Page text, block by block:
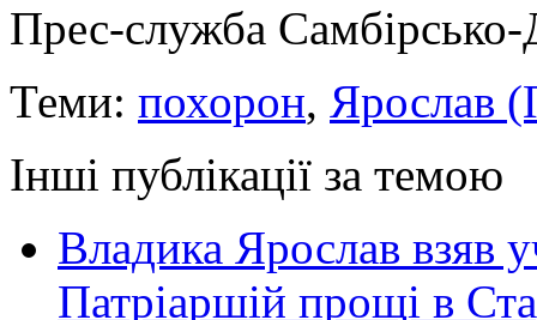
Прес-служба Самбірсько-
Теми: похорон, Ярослав
Інші публікації за темою
Владика Ярослав взяв
Патріаршій прощі в